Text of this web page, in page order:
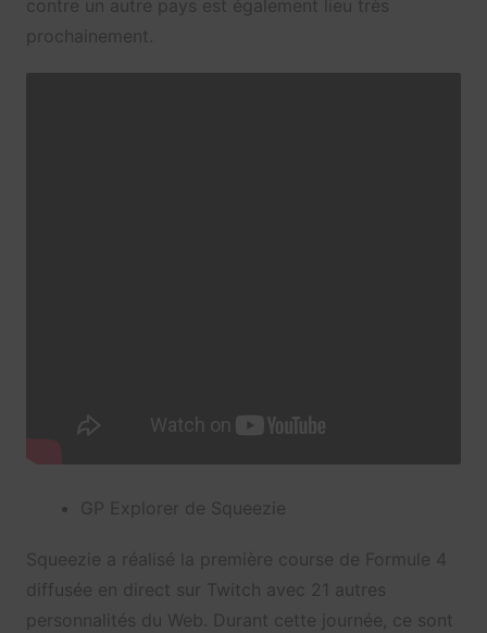
contre un autre pays est également lieu très
prochainement.
GP Explorer de Squeezie
Squeezie a réalisé la première course de Formule 4
diffusée en direct sur Twitch avec 21 autres
personnalités du Web. Durant cette journée, ce sont